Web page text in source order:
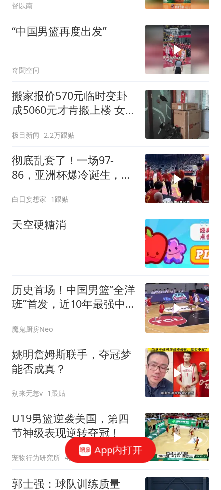
督以南
“中国男篮再度出发”
奇聞空间
搬家报价570元临时变卦
成5060元才肯搬上楼 女子
极目新闻 2.2万跟贴
彻底乱套了！一场97-
86，亚洲杯爆冷诞生，中
白日妄想家 1跟贴
天空硬糖消
历史首场！中国男篮“全洋
班”首发，近10年最强中国
魔鬼厨房Neo
姚明詹姆斯联手，夺冠梦
能否成真？
别来无恙v 1跟贴
U19男篮逆袭美国，第四
节神级表现逆转夺冠！
宠物行为研究所 4跟贴
郭士强：球队训练质量
App内打开